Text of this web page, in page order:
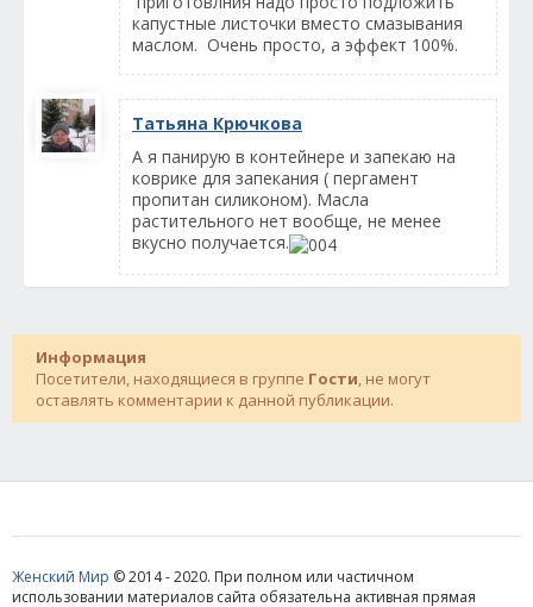
капустные листочки вместо смазывания
маслом. Очень просто, а эффект 100%.
Татьяна Крючкова
А я панирую в контейнере и запекаю на
коврике для запекания ( пергамент
пропитан силиконом). Масла
растительного нет вообще, не менее
вкусно получается.
Информация
Посетители, находящиеся в группе Гости, не могут
оставлять комментарии к данной публикации.
Женский Мир © 2014 - 2020. При полном или частичном
использовании материалов сайта обязательна активная прямая